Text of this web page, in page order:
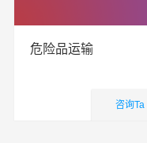
危险品运输
咨询Ta